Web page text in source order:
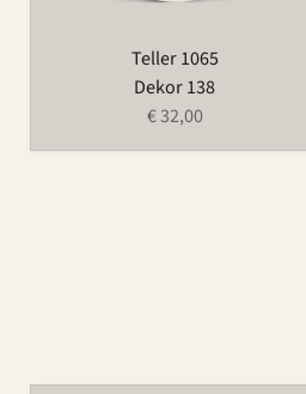
Teller 1065
Dekor 138
€ 32,00